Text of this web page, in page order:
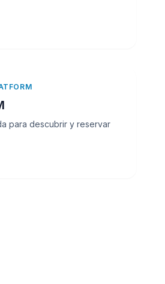
para descubrir y reservar